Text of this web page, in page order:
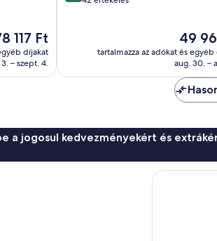
117 Ft
117 Ft
díjakat
– szept. 4.
Az
ár
49 962
49
tartalmazza az adókat és
aug. 30. –
a jogosul kedvezményekért és